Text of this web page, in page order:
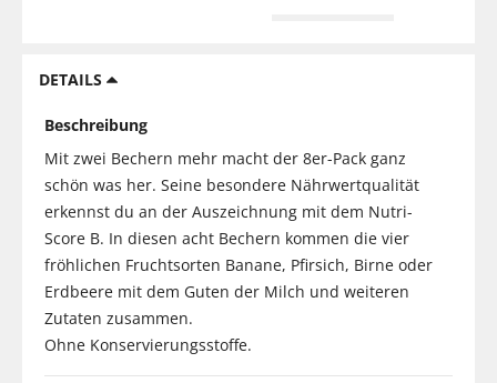
DETAILS
Beschreibung
Mit zwei Bechern mehr macht der 8er-Pack ganz
schön was her. Seine besondere Nährwertqualität
erkennst du an der Auszeichnung mit dem Nutri-
Score B. In diesen acht Bechern kommen die vier
fröhlichen Fruchtsorten Banane, Pfirsich, Birne oder
Erdbeere mit dem Guten der Milch und weiteren
Zutaten zusammen.
Ohne Konservierungsstoffe.